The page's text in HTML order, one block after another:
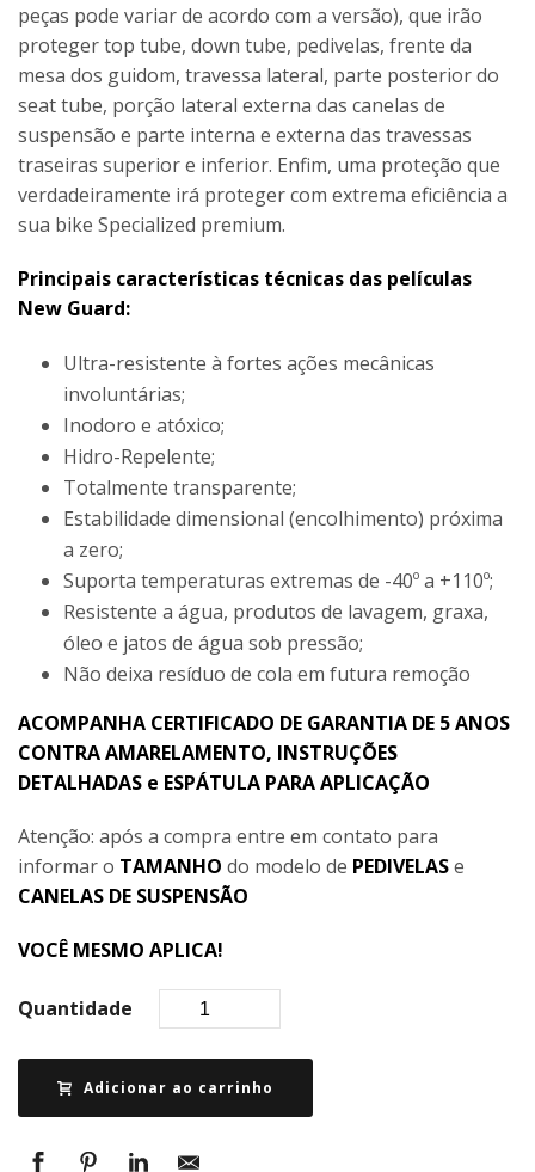
peças pode variar de acordo com a versão), que irão
proteger top tube, down tube, pedivelas, frente da
mesa dos guidom, travessa lateral, parte posterior do
seat tube, porção lateral externa das canelas de
suspensão e parte interna e externa das travessas
traseiras superior e inferior. Enfim, uma proteção que
verdadeiramente irá proteger com extrema eficiência a
sua bike Specialized premium.
Principais características técnicas das películas
New Guard:
Ultra-resistente à fortes ações mecânicas
involuntárias;
Inodoro e atóxico;
Hidro-Repelente;
Totalmente transparente;
Estabilidade dimensional (encolhimento) próxima
a zero;
Suporta temperaturas extremas de -40º a +110º;
Resistente a água, produtos de lavagem, graxa,
óleo e jatos de água sob pressão;
Não deixa resíduo de cola em futura remoção
ACOMPANHA CERTIFICADO DE GARANTIA DE 5 ANOS
CONTRA AMARELAMENTO, INSTRUÇÕES
DETALHADAS e ESPÁTULA PARA APLICAÇÃO
Atenção: após a compra entre em contato para
informar o TAMANHO do modelo de PEDIVELASe
CANELAS DE SUSPENSÃO
VOCÊ MESMO APLICA!
Quantidade
Adicionar ao carrinho